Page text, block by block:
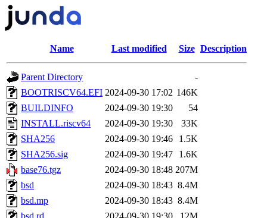
Name Last modified Size Description
Parent Directory
-
BOOTRISCV64.EFI 2024-09-30 17:02 146K
BUILDINFO
2024-09-30 19:30
54
INSTALL.riscv64
2024-09-30 19:30
33K
SHA256
2024-09-30 19:46
1.5K
SHA256.sig
2024-09-30 19:47
1.6K
base76.tgz
2024-09-30 18:48 207M
bsd
2024-09-30 18:43 8.4M
bsd.mp
2024-09-30 18:43 8.4M
bsd.rd
2024-09-30 19:30
12M